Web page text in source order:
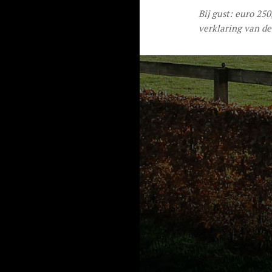
Bij gust: euro
verklaring van